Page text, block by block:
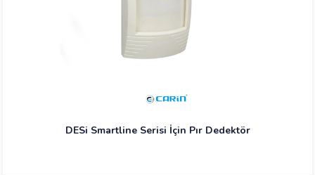
DESi Smartline Serisi İçin Pır Dedektör